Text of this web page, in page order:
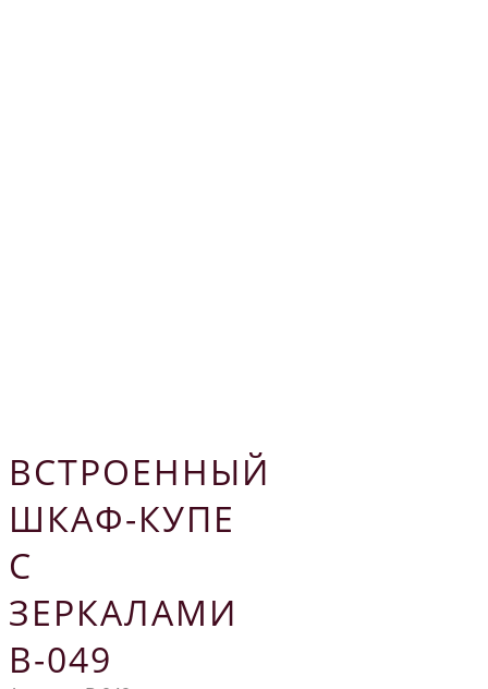
ВСТРОЕННЫЙ
ШКАФ-КУПЕ
С
ЗЕРКАЛАМИ
В-049